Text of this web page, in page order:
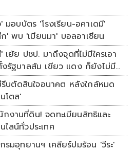
มอบบัตร 'โรงเรียน-อคาเดมี'
ก' พบ 'เมียนมา' บอลอาเซียน
ย้ย ปชป. มาถึงจุดที่ไม่มีใครเอา
งรัฐบาลส้ม เขียว แดง ก็ยังไม่มี
รีบตัดสินใจอนาคต หลังใกล้หมด
โตส'
กงานที่ดิน! จดทะเบียนสิทธิและ
ลน์ทั่วประเทศ
รมอุทยานฯ เคลียร์ปมร้อน 'วีระ'